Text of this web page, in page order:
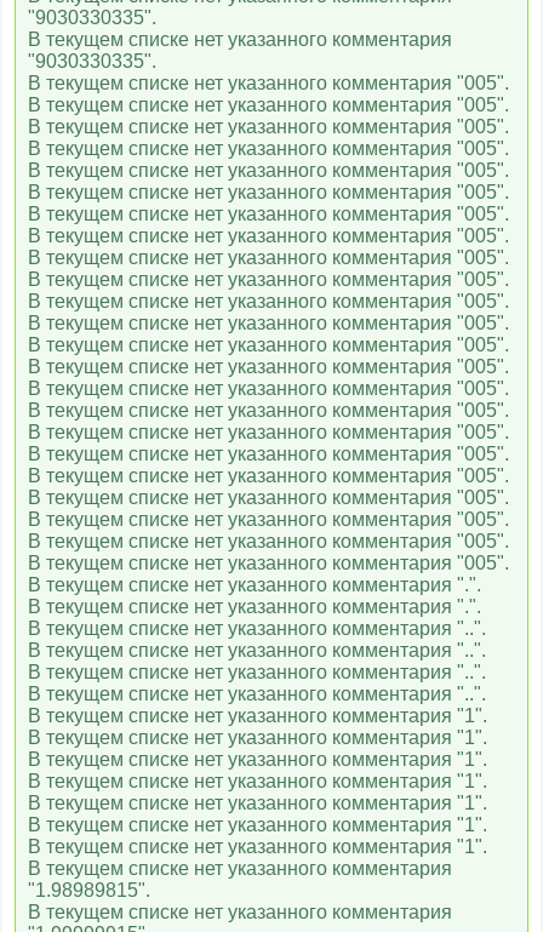
BBC World News
"9030330335".
В текущем списке нет указанного комментария
"9030330335".
В текущем списке нет указанного комментария "005".
В текущем списке нет указанного комментария "005".
В текущем списке нет указанного комментария "005".
В текущем списке нет указанного комментария "005".
В текущем списке нет указанного комментария "005".
В текущем списке нет указанного комментария "005".
В текущем списке нет указанного комментария "005".
В текущем списке нет указанного комментария "005".
В текущем списке нет указанного комментария "005".
В текущем списке нет указанного комментария "005".
В текущем списке нет указанного комментария "005".
В текущем списке нет указанного комментария "005".
В текущем списке нет указанного комментария "005".
В текущем списке нет указанного комментария "005".
В текущем списке нет указанного комментария "005".
В текущем списке нет указанного комментария "005".
В текущем списке нет указанного комментария "005".
В текущем списке нет указанного комментария "005".
В текущем списке нет указанного комментария "005".
В текущем списке нет указанного комментария "005".
В текущем списке нет указанного комментария "005".
В текущем списке нет указанного комментария "005".
В текущем списке нет указанного комментария "005".
В текущем списке нет указанного комментария ".".
В текущем списке нет указанного комментария ".".
В текущем списке нет указанного комментария "..".
В текущем списке нет указанного комментария "..".
В текущем списке нет указанного комментария "..".
В текущем списке нет указанного комментария "..".
В текущем списке нет указанного комментария "1".
В текущем списке нет указанного комментария "1".
В текущем списке нет указанного комментария "1".
В текущем списке нет указанного комментария "1".
В текущем списке нет указанного комментария "1".
В текущем списке нет указанного комментария "1".
В текущем списке нет указанного комментария "1".
В текущем списке нет указанного комментария
"1.98989815".
В текущем списке нет указанного комментария